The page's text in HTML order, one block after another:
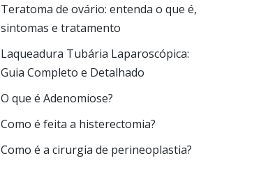
Teratoma de ovário: entenda o que é,
sintomas e tratamento
Laqueadura Tubária Laparoscópica:
Guia Completo e Detalhado
O que é Adenomiose?
Como é feita a histerectomia?
Como é a cirurgia de perineoplastia?